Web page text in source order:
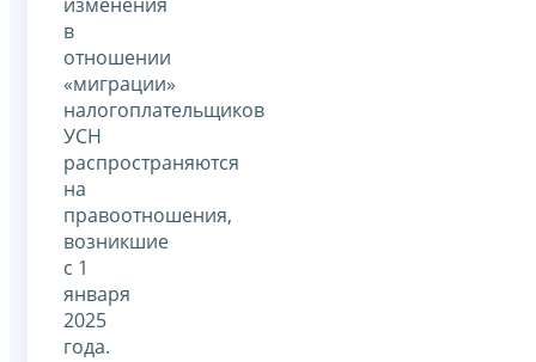
в
отношении
«миграции»
налогоплательщиков
УСН
распространяются
на
правоотношения,
возникшие
с 1
января
2025
года.